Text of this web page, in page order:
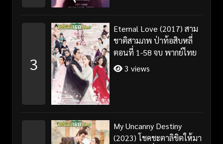
3
Eternal Love (2017) สาม
ชาติสามภพ ป่าท้อสิบหลี่
ตอนที่ 1-58 จบ พากย์ไทย
3 views
My Uncanny Destiny
(2023) โชคชะตาลิขิตให้มา